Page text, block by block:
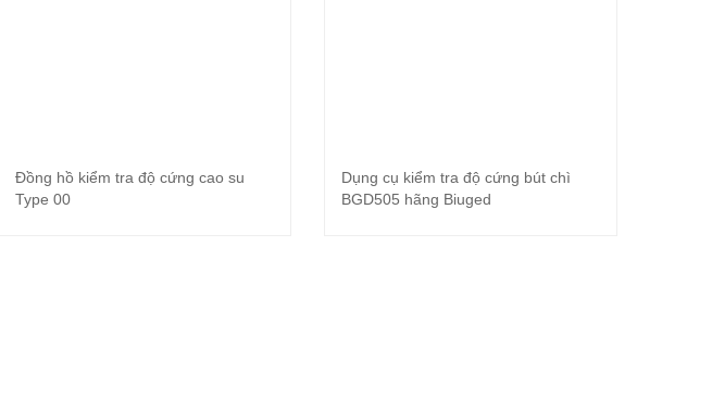
Đọc tiếp
Đồng hồ kiểm tra độ cứng cao su
Type 00
Đọc tiếp
Dụng cụ kiểm tra độ cứng bút chì
BGD505 hãng Biuged